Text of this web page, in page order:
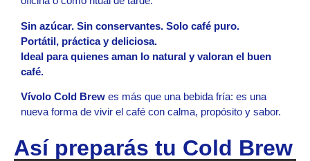
Sin azúcar. Sin conservantes. Solo café puro.
Portátil, práctica y deliciosa.
Ideal para quienes aman lo natural y valoran el buen
café.
Vívolo Cold Brew es más que una bebida fría: es una
nueva forma de vivir el café con calma, propósito y sabor.
Así preparás tu Cold Brew